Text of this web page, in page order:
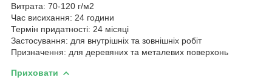
Витрата: 70-120 г/м2
Час висихання: 24 години
Термін придатності: 24 місяці
Застосування: для внутрішніх та зовнішніх робіт
Призначення: для деревяних та металевих поверхонь
Приховати